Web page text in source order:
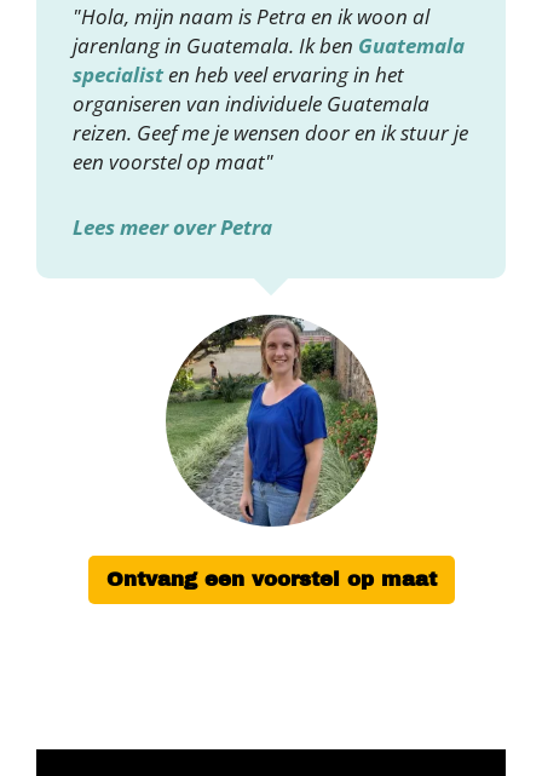
"Hola, mijn naam is Petra en ik woon al
jarenlang in Guatemala. Ik ben Guatemala
specialisten heb veel ervaring in het
organiseren van individuele Guatemala
reizen. Geef me je wensen door en ik stuur je
een voorstel op maat"
Lees meer over Petra
Ontvang een voorstel op maat